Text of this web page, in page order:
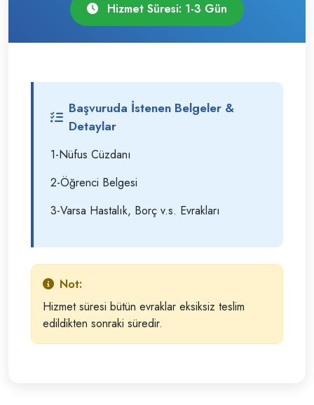
Hizmet Süresi: 1-3 Gün
Başvuruda İstenen Belgeler &
Detaylar
1-Nüfus Cüzdanı
2-Öğrenci Belgesi
3-Varsa Hastalık, Borç v.s. Evrakları
Not:
Hizmet süresi bütün evraklar eksiksiz teslim
edildikten sonraki süredir.